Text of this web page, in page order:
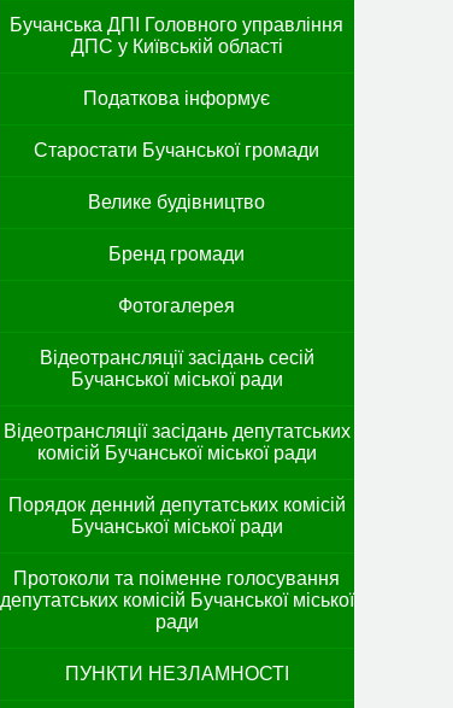
Бучанська ДПІ Головного управління
ДПС у Київській області
Податкова інформує
Старостати Бучанської громади
Велике будівництво
Бренд громади
Фотогалерея
Відеотрансляції засідань сесій
Бучанської міської ради
Відеотрансляції засідань депутатських
комісій Бучанської міської ради
Порядок денний депутатських комісій
Бучанської міської ради
Протоколи та поіменне голосування
депутатських комісій Бучанської міської
ради
ПУНКТИ НЕЗЛАМНОСТІ